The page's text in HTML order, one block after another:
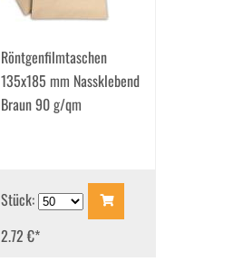
Röntgenfilmtaschen
135x185 mm Nassklebend
Braun 90 g/qm
Stück:
2.72 €*